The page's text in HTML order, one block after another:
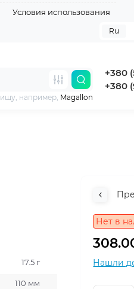
Условия использования
Ru
+380
+380
например, Magallon
17.5 г
110 мм
Нет в
Нашли